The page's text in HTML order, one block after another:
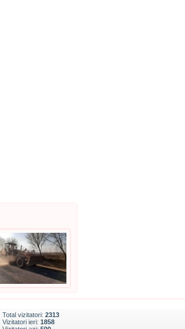
Total vizitatori: 2313
Vizitatori ieri: 1858